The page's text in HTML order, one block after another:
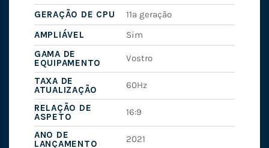
GERAÇÃO DE CPU
11ª geração
AMPLIÁVEL
Sim
GAMA DE
EQUIPAMENTO
Vostro
TAXA DE
ATUALIZAÇÃO
60Hz
RELAÇÃO DE
ASPETO
16:9
ANO DE
LANÇAMENTO
2021